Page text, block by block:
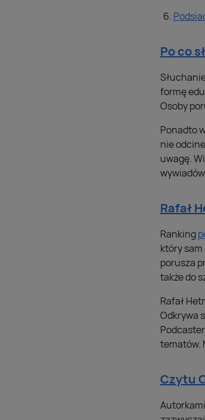
Po co
formę
Osoby
Ponadto
nie
uwagę.
Rafał
Ranking
który sam
porusza
także do
Rafał
Odkrywa
tematów.
Czytu